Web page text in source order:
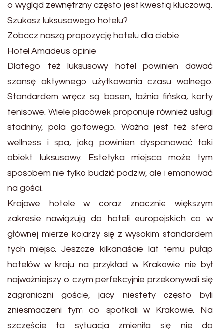
o wygląd zewnętrzny często jest kwestią kluczową.
Szukasz luksusowego hotelu?
Zobacz naszą propozycję hotelu dla ciebie
Hotel Amadeus opinie
Dlatego też luksusowy hotel powinien dawać
szansę aktywnego użytkowania czasu wolnego.
Standardem wręcz są basen, łaźnia fińska, korty
tenisowe. Wiele placówek proponuje również usługi
stadniny, pola golfowego. Ważna jest też sfera
wellness i spa, jaką powinien dysponować taki
obiekt luksusowy. Estetyka miejsca może tym
sposobem nie tylko budzić podziw, ale i emanować
na gości.
Krajowe hotele w coraz znacznie większym
zakresie nawiązują do hoteli europejskich co w
głównej mierze kojarzy się z wysokim standardem
tych miejsc. Jeszcze kilkanaście lat temu pułap
hotelów w kraju na przykład w Krakowie nie był
najważniejszy o czym perfekcyjnie przekonywali się
zagraniczni goście, jacy niestety często byli
zniesmaczeni tym co spotkali w Krakowie. Na
szczęście ta sytuacja zmieniła się nie do